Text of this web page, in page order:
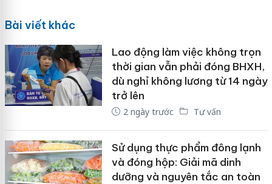
Bài viết khác
Lao động làm việc không trọn
thời gian vẫn phải đóng BHXH,
dù nghỉ không lương từ 14 ngày
trở lên
2 ngày trước Tư vấn
Sử dụng thực phẩm đông lạnh
và đóng hộp: Giải mã dinh
dưỡng và nguyên tắc an toàn